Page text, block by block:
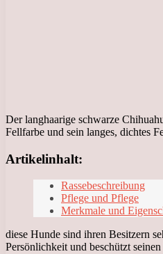
Der langhaarige schwarze
Fellfarbe und sein langes, dichtes
Artikelinhalt:
Rassebeschreibung
Pflege und Pflege
Merkmale und
diese Hunde sind ihren Besitzern
Persönlichkeit und beschützt seinen